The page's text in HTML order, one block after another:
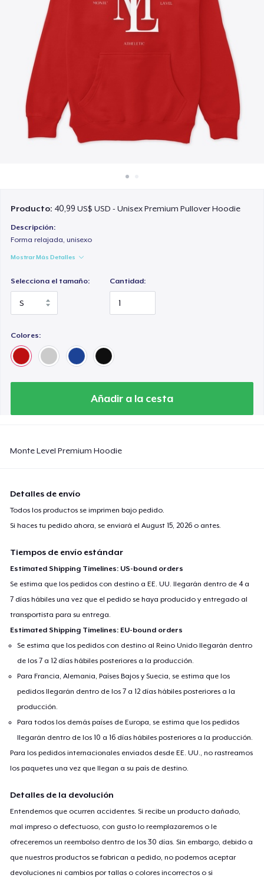
Venda en todas partes
Producto: 40,99 US$ USD - Unisex Premium Pullover Hoodie
Descripción:
Forma relajada, unisexo
Mostrar Más Detalles
Selecciona el tamaño: Cantidad:
Colores:
Añadir a la cesta
Monte Level Premium Hoodie
Detalles de envío
Todos los productos se imprimen bajo pedido.
Si haces tu pedido ahora, se enviará elAugust 15, 2026 o antes.
Tiempos de envío estándar
Estimated Shipping Timelines: US-bound orders
Se estima que los pedidos con destino a EE. UU. llegarán dentro de 4 a
7 días hábiles una vez que el pedido se haya producido y entregado al
transportista para su entrega.
Estimated Shipping Timelines: EU-bound orders
Se estima que los pedidos con destino al Reino Unido llegarán dentro
de los 7 a 12 días hábiles posteriores a la producción.
Para Francia, Alemania, Países Bajos y Suecia, se estima que los
pedidos llegarán dentro de los 7 a 12 días hábiles posteriores a la
producción.
Para todos los demás países de Europa, se estima que los pedidos
llegarán dentro de los 10 a 16 días hábiles posteriores a la producción.
Para los pedidos internacionales enviados desde EE. UU., no rastreamos
los paquetes una vez que llegan a su país de destino.
Detalles de la devolución
Entendemos que ocurren accidentes. Si recibe un producto dañado,
mal impreso o defectuoso, con gusto lo reemplazaremos o le
ofreceremos un reembolso dentro de los 30 días. Sin embargo, debido a
que nuestros productos se fabrican a pedido, no podemos aceptar
devoluciones ni cambios por tallas o colores incorrectos o si